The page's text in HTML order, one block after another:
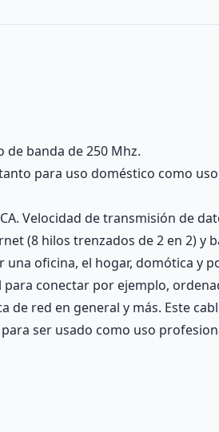
de banda de 250 Mhz.
para uso doméstico como
Velocidad de transmisión de
(8 hilos trenzados de 2 en 2) y
oficina, el hogar, domótica y
conectar por ejemplo,
red en general y más. Este
ser usado como uso